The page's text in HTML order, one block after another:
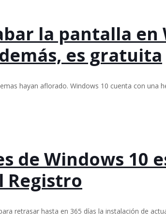
la pantalla en
es gratuita
hayan aflorado. Windows 10 cuenta con una
de Windows 10
Registro
retrasar hasta en 365 días la instalación de